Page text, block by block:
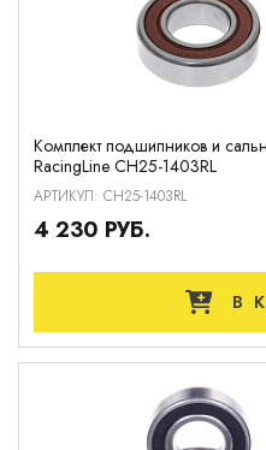
Комплект подшипников и
RacingLine CH25-1403RL
АРТИКУЛ: CH25-1403RL
4 230 РУБ.
В